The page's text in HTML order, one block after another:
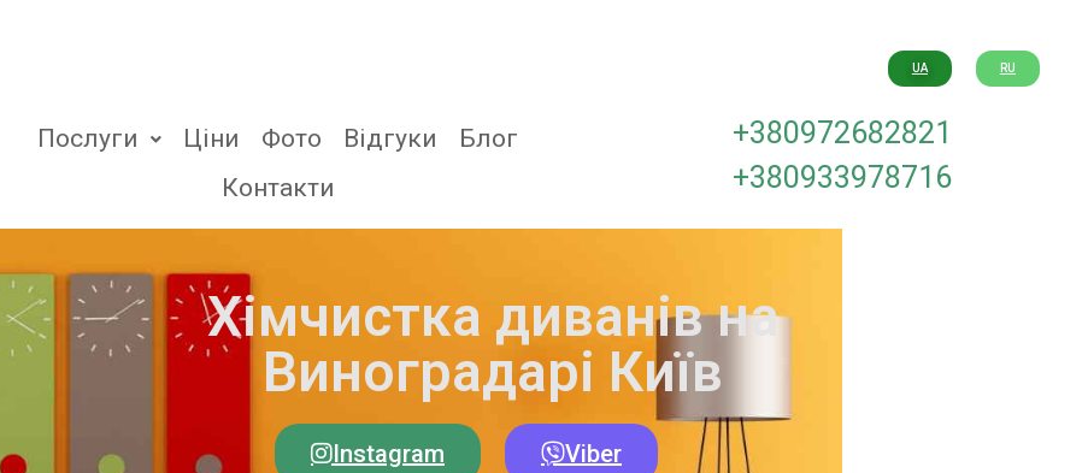
UA RU
Послуги Ціни Фото Відгуки
Блог
Контакти
+380972682821
+380933978716
Хімчистка диванів на
Виноградарі Київ
Instagram Viber